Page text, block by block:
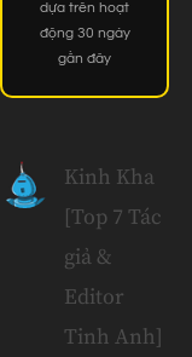
dựa trên hoạt
động 30 ngày
gần đây
Kinh Kha
[Top 7 Tác
giả &
Editor
Tinh Anh]